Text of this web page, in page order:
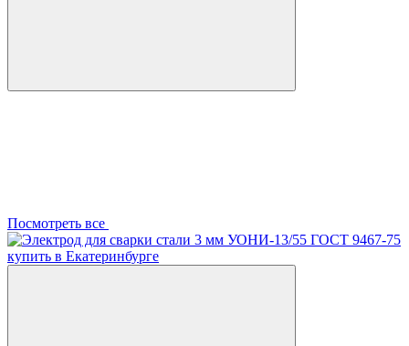
Посмотреть все